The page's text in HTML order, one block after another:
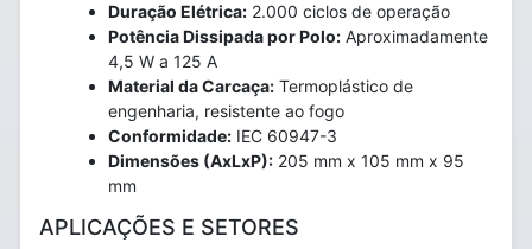
Duração Elétrica: 2.000 ciclos de operação
Potência Dissipada por Polo: Aproximadamente
4,5 W a 125 A
Material da Carcaça: Termoplástico de
engenharia, resistente ao fogo
Conformidade: IEC 60947-3
Dimensões (AxLxP): 205 mm x 105 mm x 95
mm
APLICAÇÕES E SETORES